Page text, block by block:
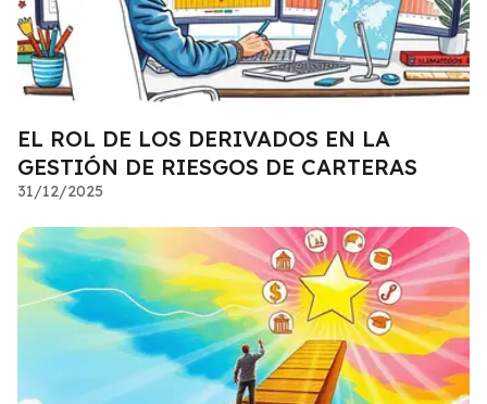
EL ROL DE LOS DERIVADOS EN LA
GESTIÓN DE RIESGOS DE CARTERAS
31/12/2025